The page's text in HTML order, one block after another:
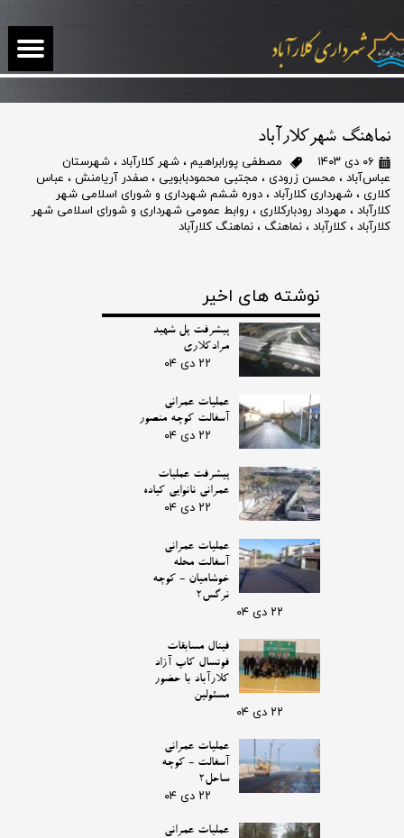
نماهنگ شهرکلارآباد
۰۶ دی ۱۴۰۳ مصطفی پورابراهیم ، شهر کلارآباد ، شهرستان
عباس‌آباد ، محسن زرودی ، مجتبی محمودبابویی ، صفدر آریامنش ، عباس
کلاری ، شهرداری کلارآباد ، دوره ششم شهرداری و شورای اسلامی شهر
کلارآباد ، مهرداد رودبارکلاری ، روابط عمومی شهرداری و شورای اسلامی شهر
کلارآباد ، کلارآباد ، نماهنگ ، نماهنگ کلارآباد
نوشته های اخیر
پیشرفت پل شهید
مرادکلاری
۲۲ دی ۰۴
عملیات عمرانی
آسفالت کوچه منصور
۲۲ دی ۰۴
پیشرفت عملیات
عمرانی نانوایی کیاده
۲۲ دی ۰۴
عملیات عمرانی
آسفالت محله
خوشامیان - کوچه
نرگس2
۲۲ دی ۰۴
فینال مسابقات
فوتسال کاپ آزاد
کلارآباد با حضور
مسئولین
۲۲ دی ۰۴
عملیات عمرانی
آسفالت - کوچه
ساحل2
۲۲ دی ۰۴
عملیات عمرانی